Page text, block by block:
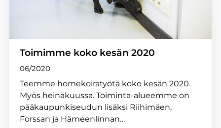
Toimimme koko kesän 2020
06/2020
Teemme homekoiratyötä koko kesän 2020.
Myös heinäkuussa. Toiminta-alueemme on
pääkaupunkiseudun lisäksi Riihimäen,
Forssan ja Hämeenlinnan…